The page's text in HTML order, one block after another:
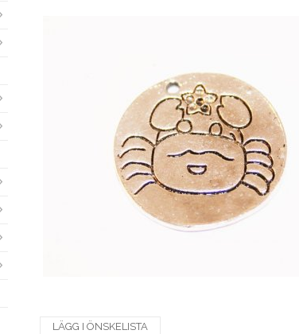
LÄGG I ÖNSKELISTA